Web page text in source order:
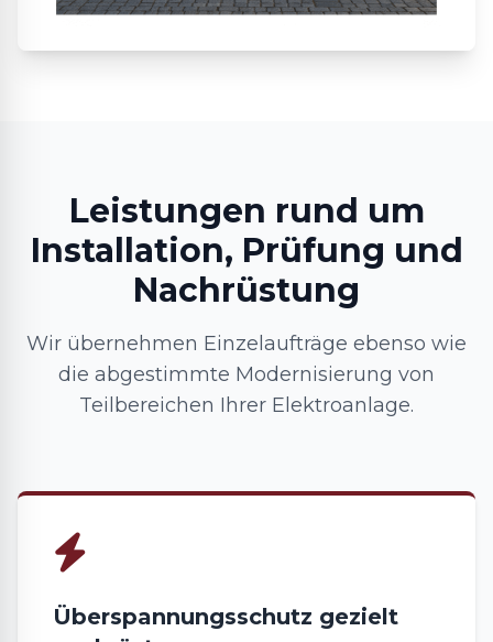
Leistungen rund um
Installation, Prüfung und
Nachrüstung
Wir übernehmen Einzelaufträge ebenso wie
die abgestimmte Modernisierung von
Teilbereichen Ihrer Elektroanlage.
Überspannungsschutz gezielt